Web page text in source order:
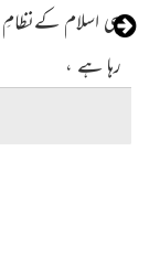
ہی اسلام کےنظامِ
رہا ہے ،